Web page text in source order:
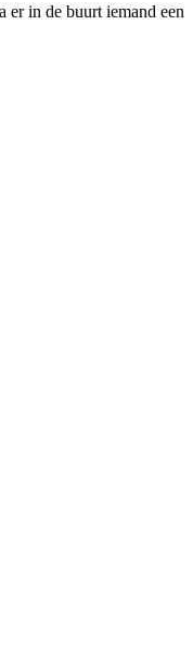
er in de buurt iemand een